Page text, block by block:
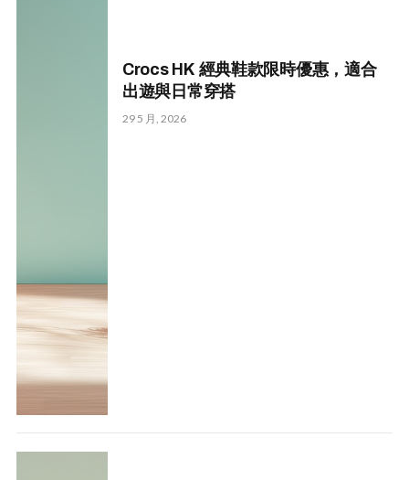
Crocs HK 經典鞋款限時優惠，適合
出遊與日常穿搭
29 5 月, 2026